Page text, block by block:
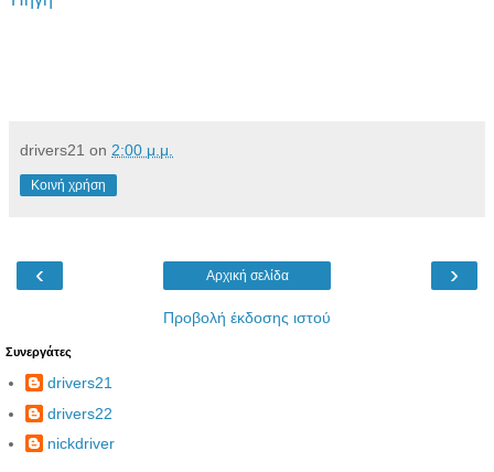
drivers21 on 2:00 μ.μ.
Κοινή χρήση
‹ ›
Αρχική σελίδα
Προβολή έκδοσης ιστού
Συνεργάτες
drivers21
drivers22
nickdriver